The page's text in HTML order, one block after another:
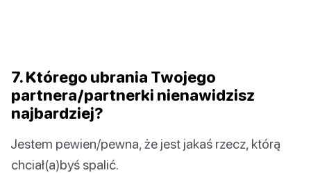
7. Którego ubrania Twojego
partnera/partnerki nienawidzisz
najbardziej?
Jestem pewien/pewna, że jest jakaś rzecz, którą
chciał(a)byś spalić.